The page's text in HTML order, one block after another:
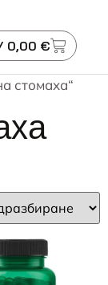
0,00 €
стомаха“